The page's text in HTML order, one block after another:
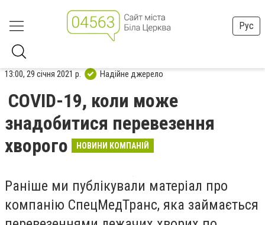
Рус
13:00, 29 січня 2021 р. Надійне джерело
COVID-19, коли може
знадобитися перевезення
хворого
НОВИНИ КОМПАНІЙ
Раніше ми публікували матеріал про
компанію СпецМедТранс, яка займається